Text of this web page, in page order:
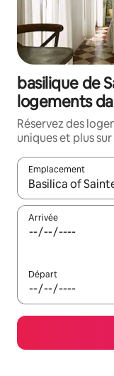
basilique de
logements
Réservez des
uniques et plus
Emplacement
Quand les
Arrivée
Départ